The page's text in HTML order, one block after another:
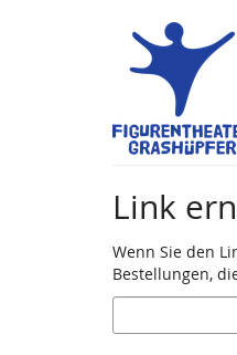
Link
Wenn Sie den
Bestellungen,
E-
Mail